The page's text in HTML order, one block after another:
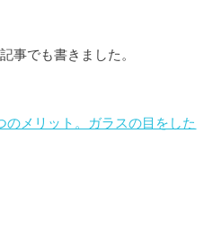
事でも書きました。
のメリット。ガラスの目をした